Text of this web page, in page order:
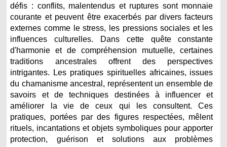
défis : conflits, malentendus et ruptures sont monnaie
courante et peuvent être exacerbés par divers facteurs
externes comme le stress, les pressions sociales et les
influences culturelles. Dans cette quête constante
d'harmonie et de compréhension mutuelle, certaines
traditions ancestrales offrent des perspectives
intrigantes. Les pratiques spirituelles africaines, issues
du chamanisme ancestral, représentent un ensemble de
savoirs et de techniques destinées à influencer et
améliorer la vie de ceux qui les consultent. Ces
pratiques, portées par des figures respectées, mêlent
rituels, incantations et objets symboliques pour apporter
protection, guérison et solutions aux problèmes